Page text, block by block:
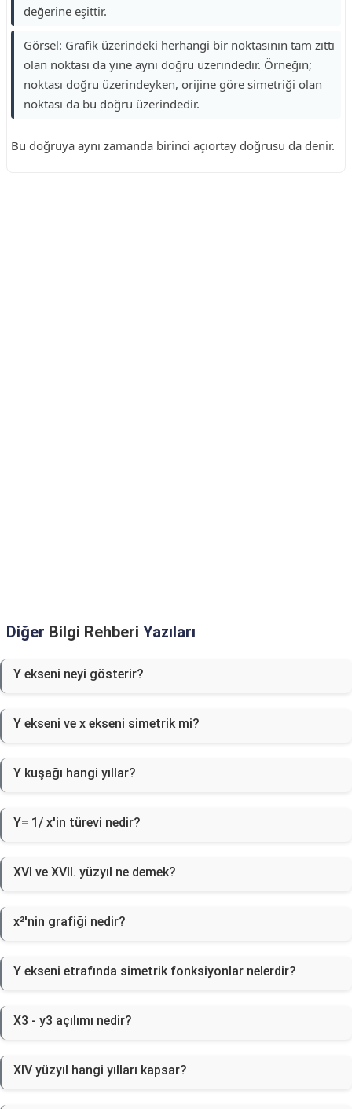
değerine eşittir.
Görsel: Grafik üzerindeki herhangi bir noktasının tam zıttı
olan noktası da yine aynı doğru üzerindedir. Örneğin;
noktası doğru üzerindeyken, orijine göre simetriği olan
noktası da bu doğru üzerindedir.
Bu doğruya aynı zamanda birinci açıortay doğrusu da denir.
Diğer Bilgi Rehberi Yazıları
Y ekseni neyi gösterir?
Y ekseni ve x ekseni simetrik mi?
Y kuşağı hangi yıllar?
Y= 1/ x'in türevi nedir?
XVI ve XVII. yüzyıl ne demek?
x²'nin grafiği nedir?
Y ekseni etrafında simetrik fonksiyonlar nelerdir?
X3 - y3 açılımı nedir?
XIV yüzyıl hangi yılları kapsar?